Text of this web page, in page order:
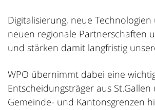
Digitalisierung, neue
neuen regionale Partnerschaften
und stärken damit langfristig
WPO übernimmt dabei eine
Entscheidungsträger aus
Gemeinde- und Kantonsgrenzen